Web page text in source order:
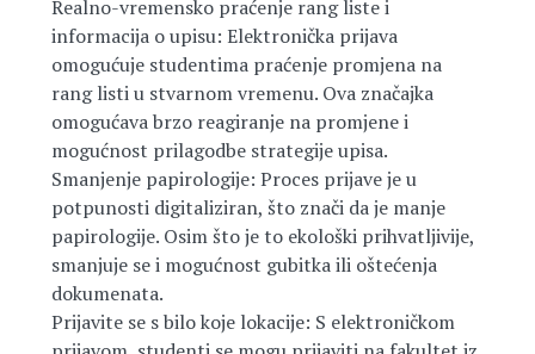
Realno-vremensko praćenje rang liste i
informacija o upisu: Elektronička prijava
omogućuje studentima praćenje promjena na
rang listi u stvarnom vremenu. Ova značajka
omogućava brzo reagiranje na promjene i
mogućnost prilagodbe strategije upisa.
Smanjenje papirologije: Proces prijave je u
potpunosti digitaliziran, što znači da je manje
papirologije. Osim što je to ekološki prihvatljivije,
smanjuje se i mogućnost gubitka ili oštećenja
dokumenata.
Prijavite se s bilo koje lokacije: S elektroničkom